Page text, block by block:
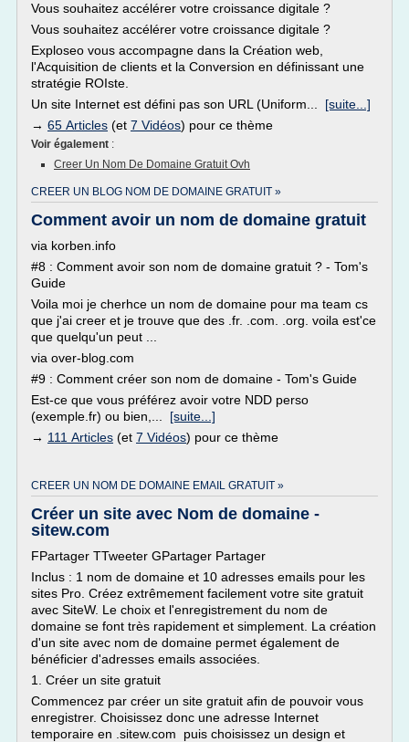
Vous souhaitez accélérer votre croissance digitale ?
Vous souhaitez accélérer votre croissance digitale ?
Exploseo vous accompagne dans la Création web,
l'Acquisition de clients et la Conversion en définissant une
stratégie ROIste.
Un site Internet est défini pas son URL (Uniform... [suite...]
→ 65 Articles (et 7 Vidéos) pour ce thème
Voir également :
Creer Un Nom De Domaine Gratuit Ovh
CREER UN BLOG NOM DE DOMAINE GRATUIT »
Comment avoir un nom de domaine gratuit
via korben.info
#8 : Comment avoir son nom de domaine gratuit ? - Tom's
Guide
Voila moi je cherhce un nom de domaine pour ma team cs
que j'ai creer et je trouve que des .fr. .com. .org. voila est'ce
que quelqu'un peut ...
via over-blog.com
#9 : Comment créer son nom de domaine - Tom's Guide
Est-ce que vous préférez avoir votre NDD perso
(exemple.fr) ou bien,... [suite...]
→ 111 Articles (et 7 Vidéos) pour ce thème
CREER UN NOM DE DOMAINE EMAIL GRATUIT »
Créer un site avec Nom de domaine -
sitew.com
FPartager TTweeter GPartager Partager
Inclus : 1 nom de domaine et 10 adresses emails pour les
sites Pro. Créez extrêmement facilement votre site gratuit
avec SiteW. Le choix et l'enregistrement du nom de
domaine se font très rapidement et simplement. La création
d'un site avec nom de domaine permet également de
bénéficier d'adresses emails associées.
1. Créer un site gratuit
Commencez par créer un site gratuit afin de pouvoir vous
enregistrer. Choisissez donc une adresse Internet
temporaire en .sitew.com puis choisissez un design et